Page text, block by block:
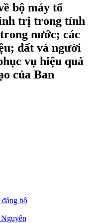
bộ máy tổ
trị trong tỉnh
nước; các
đất và người
vụ hiệu quả
của Ban
bộ